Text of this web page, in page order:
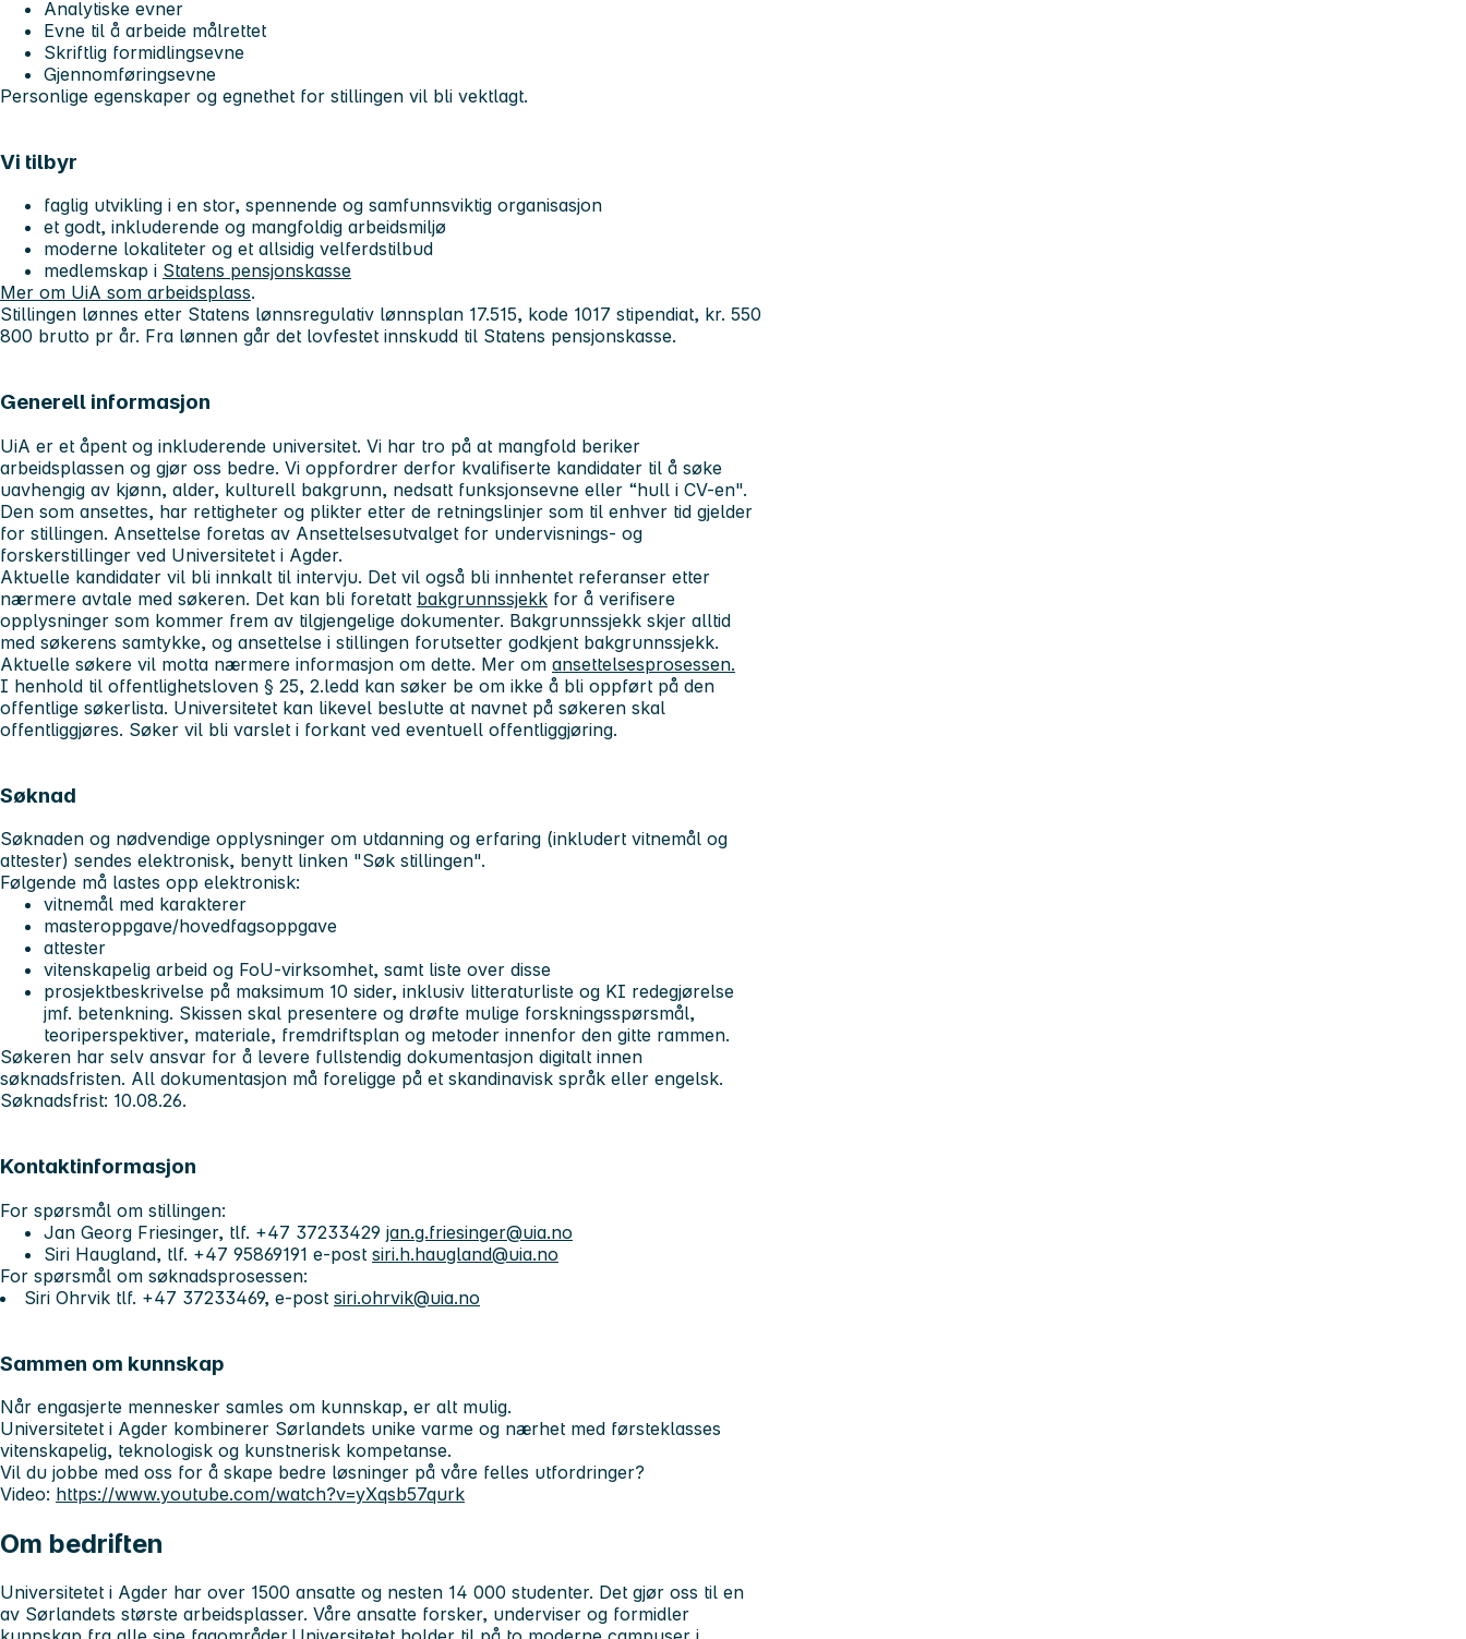
Analytiske evner
Evne til å arbeide målrettet
Skriftlig formidlingsevne
Gjennomføringsevne
Personlige egenskaper og egnethet for stillingen vil bli vektlagt.
Vi tilbyr
faglig utvikling i en stor, spennende og samfunnsviktig organisasjon
et godt, inkluderende og mangfoldig arbeidsmiljø
moderne lokaliteter og et allsidig velferdstilbud
medlemskap i Statens pensjonskasse
Mer om UiA som arbeidsplass.
Stillingen lønnes etter Statens lønnsregulativ lønnsplan 17.515, kode 1017 stipendiat, kr. 550
800 brutto pr år. Fra lønnen går det lovfestet innskudd til Statens pensjonskasse.
Generell informasjon
UiA er et åpent og inkluderende universitet. Vi har tro på at mangfold beriker
arbeidsplassen og gjør oss bedre. Vi oppfordrer derfor kvalifiserte kandidater til å søke
uavhengig av kjønn, alder, kulturell bakgrunn, nedsatt funksjonsevne eller “hull i CV-en".
Den som ansettes, har rettigheter og plikter etter de retningslinjer som til enhver tid gjelder
for stillingen. Ansettelse foretas av Ansettelsesutvalget for undervisnings- og
forskerstillinger ved Universitetet i Agder.
Aktuelle kandidater vil bli innkalt til intervju. Det vil også bli innhentet referanser etter
nærmere avtale med søkeren. Det kan bli foretatt bakgrunnssjekk for å verifisere
opplysninger som kommer frem av tilgjengelige dokumenter. Bakgrunnssjekk skjer alltid
med søkerens samtykke, og ansettelse i stillingen forutsetter godkjent bakgrunnssjekk.
Aktuelle søkere vil motta nærmere informasjon om dette. Mer om ansettelsesprosessen.
I henhold til offentlighetsloven § 25, 2.ledd kan søker be om ikke å bli oppført på den
offentlige søkerlista. Universitetet kan likevel beslutte at navnet på søkeren skal
offentliggjøres. Søker vil bli varslet i forkant ved eventuell offentliggjøring.
Søknad
Søknaden og nødvendige opplysninger om utdanning og erfaring (inkludert vitnemål og
attester) sendes elektronisk, benytt linken "Søk stillingen".
Følgende må lastes opp elektronisk:
vitnemål med karakterer
masteroppgave/hovedfagsoppgave
attester
vitenskapelig arbeid og FoU-virksomhet, samt liste over disse
prosjektbeskrivelse på maksimum 10 sider, inklusiv litteraturliste og KI redegjørelse
jmf. betenkning. Skissen skal presentere og drøfte mulige forskningsspørsmål,
teoriperspektiver, materiale, fremdriftsplan og metoder innenfor den gitte rammen.
Søkeren har selv ansvar for å levere fullstendig dokumentasjon digitalt innen
søknadsfristen. All dokumentasjon må foreligge på et skandinavisk språk eller engelsk.
Søknadsfrist: 10.08.26.
Kontaktinformasjon
For spørsmål om stillingen:
Jan Georg Friesinger, tlf. +47 37233429 jan.g.friesinger@uia.no
Siri Haugland, tlf. +47 95869191 e-post siri.h.haugland@uia.no
For spørsmål om søknadsprosessen:
Siri Ohrvik tlf. +47 37233469, e-post siri.ohrvik@uia.no
Sammen om kunnskap
Når engasjerte mennesker samles om kunnskap, er alt mulig.
Universitetet i Agder kombinerer Sørlandets unike varme og nærhet med førsteklasses
vitenskapelig, teknologisk og kunstnerisk kompetanse.
Vil du jobbe med oss for å skape bedre løsninger på våre felles utfordringer?
Video: https://www.youtube.com/watch?v=yXqsb57qurk
Om bedriften
Universitetet i Agder har over 1500 ansatte og nesten 14 000 studenter. Det gjør oss til en
av Sørlandets største arbeidsplasser. Våre ansatte forsker, underviser og formidler